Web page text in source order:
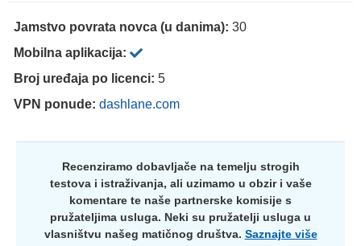
Jamstvo povrata novca (u danima): 30
Mobilna aplikacija:
Broj uređaja po licenci: 5
VPN ponude: dashlane.com
Recenziramo dobavljače na temelju strogih
testova i istraživanja, ali uzimamo u obzir i vaše
komentare te naše partnerske komisije s
pružateljima usluga. Neki su pružatelji usluga u
vlasništvu našeg matičnog društva. Saznajte više